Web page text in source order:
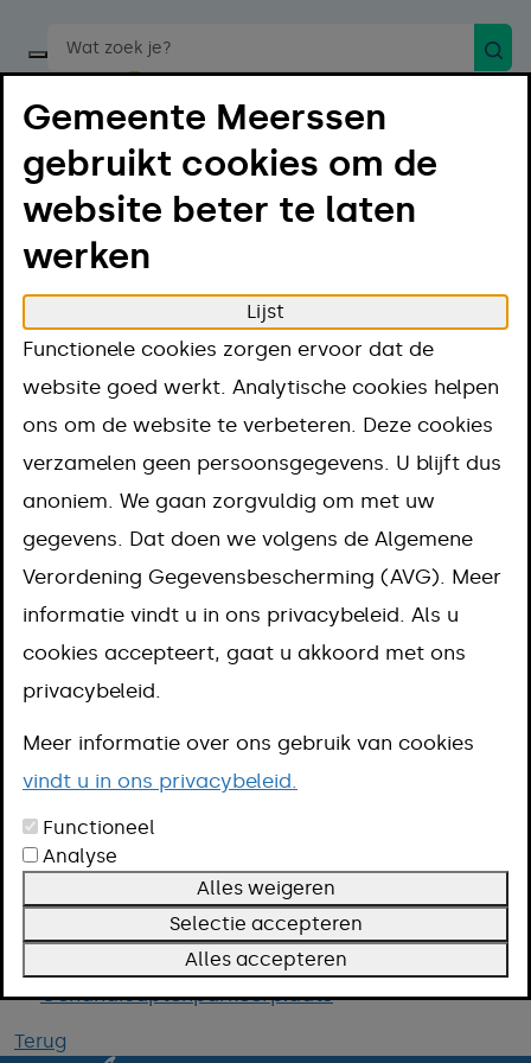
Start een spraakopdracht
Menu
Home Projecten Parkeren voor gehandicapten
Parkeren voor
gehandicapten
Meer informatie over
gehandicaptenparkeerkaarten of -
parkeerplaatsen vind je via
onderstaande links.
Gehandicaptenparkeerkaart
Gehandicaptenparkeerplaats
Terug
Gemeente Meerssen
gebruikt cookies om de
website beter te laten
werken
Lijst
Functionele cookies zorgen ervoor dat de
website goed werkt. Analytische cookies helpen
ons om de website te verbeteren. Deze cookies
verzamelen geen persoonsgegevens. U blijft dus
anoniem. We gaan zorgvuldig om met uw
gegevens. Dat doen we volgens de Algemene
Verordening Gegevensbescherming (AVG). Meer
informatie vindt u in ons privacybeleid. Als u
cookies accepteert, gaat u akkoord met ons
privacybeleid.
Meer informatie over ons gebruik van cookies
vindt u in ons privacybeleid.
Functioneel
Analyse
Alles weigeren
Selectie accepteren
Alles accepteren